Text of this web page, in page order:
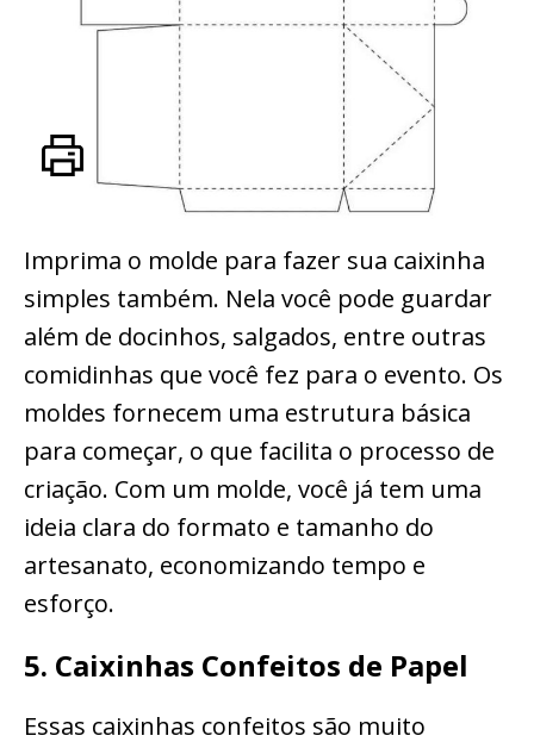
Imprima o molde para fazer sua caixinha
simples também. Nela você pode guardar
além de docinhos, salgados, entre outras
comidinhas que você fez para o evento. Os
moldes fornecem uma estrutura básica
para começar, o que facilita o processo de
criação. Com um molde, você já tem uma
ideia clara do formato e tamanho do
artesanato, economizando tempo e
esforço.
5. Caixinhas Confeitos de Papel
Essas caixinhas confeitos são muito